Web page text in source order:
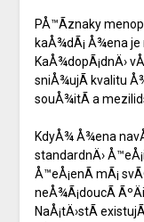
PÅ™Ã­znaky
kaÅ¾dÃ¡ Å¾ena
KaÅ¾dopÃ¡dnÄ›
sniÅ¾ujÃ­ kvalitu
souÅ¾itÃ­ a
KdyÅ¾ Å¾ena
standardnÄ›
Å™eÅ¡enÃ­ mÃ¡
neÅ¾Ã¡doucÃ­
NaÅ¡tÄ›stÃ­